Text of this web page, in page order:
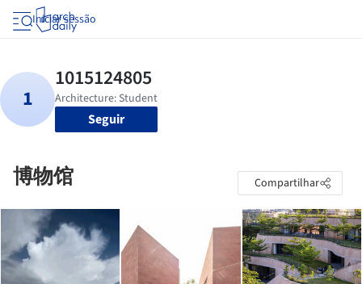
Iniciar sessão
Seguir
博物馆 Compartilhar